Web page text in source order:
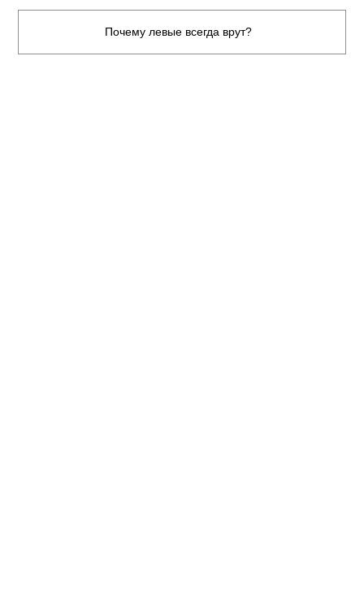
Почему левые всегда врут?